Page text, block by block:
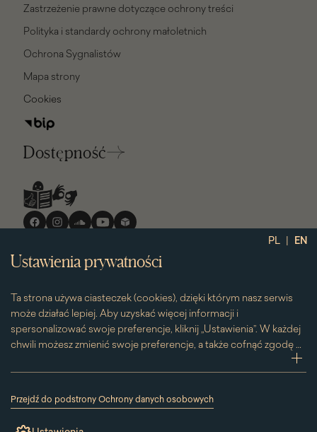
PL | EN
Ustawienia prywatności
Ta strona używa ciasteczek (cookies), dzięki którym nasz serwis
może działać lepiej. Aby uzyskać więcej informacji i
spersonalizować swoje preferencje, kliknij „Ustawienia”. W każdej
chwili możesz zmienić swoje preferencje, a także cofnąć zgodę na
używanie plików cookie. Możesz to zrobić, klikając na podstronę
„Cookies” znajdującą się w stopce.
Przesuwając suwak w prawą stronę aktywujesz zgodę na
konkretne ciasteczko. Przesuwając suwak w lewą stronę
wyłączasz taką zgodę.
Przejdź do podstrony Ochrony danych osobowych
(link
Zastrzeżenie prawne dotyczące ochrony treści
Polityka i standardy ochrony małoletnich
Ochrona Sygnalistów
Mapa strony
Cookies
Dostępność
Media
społecznościowe